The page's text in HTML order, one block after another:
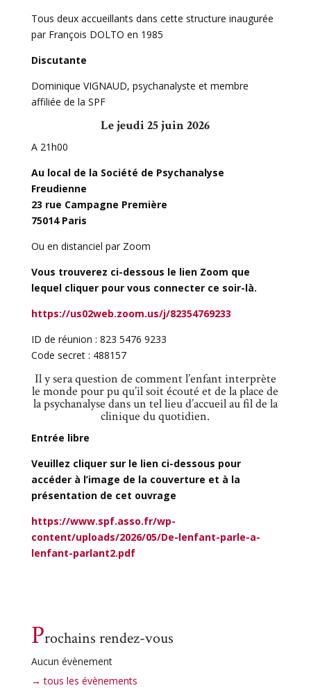
Tous deux accueillants dans cette structure inaugurée
par François DOLTO en 1985
Discutante
Dominique VIGNAUD, psychanalyste et membre
affiliée de la SPF
Le jeudi 25 juin 2026
A 21h00
Au local de la Société de Psychanalyse
Freudienne
23 rue Campagne Première
75014 Paris
Ou en distanciel par Zoom
Vous trouverez ci-dessous le lien Zoom que
lequel cliquer pour vous connecter ce soir-là.
https://us02web.zoom.us/j/82354769233
ID de réunion : 823 5476 9233
Code secret : 488157
Il y sera question de comment l’enfant interprète
le monde pour pu qu’il soit écouté et de la place de
la psychanalyse dans un tel lieu d’accueil au fil de la
clinique du quotidien.
Entrée libre
Veuillez cliquer sur le lien ci-dessous pour
accéder à l’image de la couverture et à la
présentation de cet ouvrage
https://www.spf.asso.fr/wp-
content/uploads/2026/05/De-lenfant-parle-a-
lenfant-parlant2.pdf
Prochains rendez-vous
Aucun évènement
→ tous les évènements